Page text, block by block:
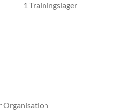
1 Trainingslager
Organisation